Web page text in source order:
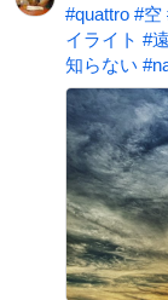
#quattro #空
イライト #
知らない #